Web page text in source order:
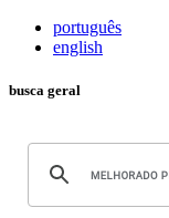
português
english
busca geral